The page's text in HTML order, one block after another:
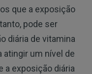
que a exposição
pode ser
diária de vitamina
atingir um nível de
a exposição diária